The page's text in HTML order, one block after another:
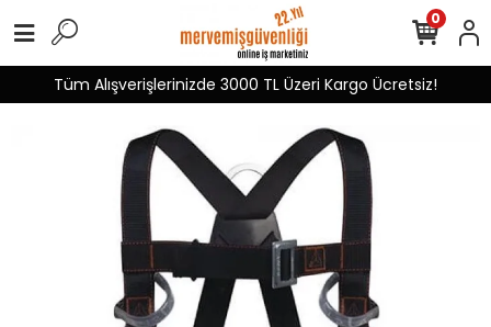
Kargo Ücretsiz! Mekap İş Ayakkabıları
0